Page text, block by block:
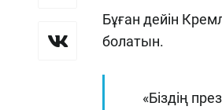
Бұған дейін
болатын.
«Біздің